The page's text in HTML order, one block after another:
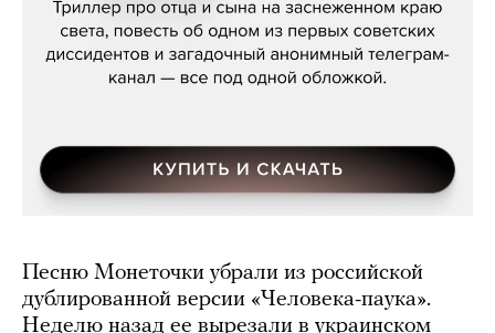
Песню Монеточки убрали из российской
дублированной версии «Человека-паука».
Неделю назад ее вырезали в украинском